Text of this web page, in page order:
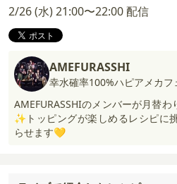
2/26 (水) 21:00〜22:00 配信
AMEFURASSHI
幸水確率100%ハピアメカフ
AMEFURASSHIのメンバーが月替
✨トッピングが楽しめるレシピに
らせます💛